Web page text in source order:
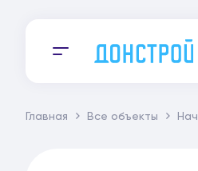
Главная Все объекты